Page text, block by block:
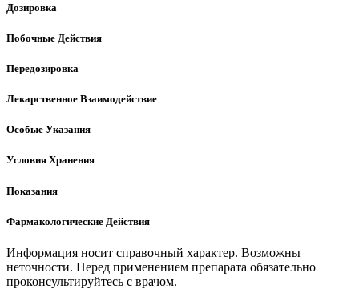
Дозировка
Побочные Действия
Передозировка
Лекарственное Взаимодействие
Особые Указания
Условия Хранения
Показания
Фармакологические Действия
Информация носит справочный характер. Возможны
неточности. Перед применением препарата обязательно
проконсультируйтесь с врачом.